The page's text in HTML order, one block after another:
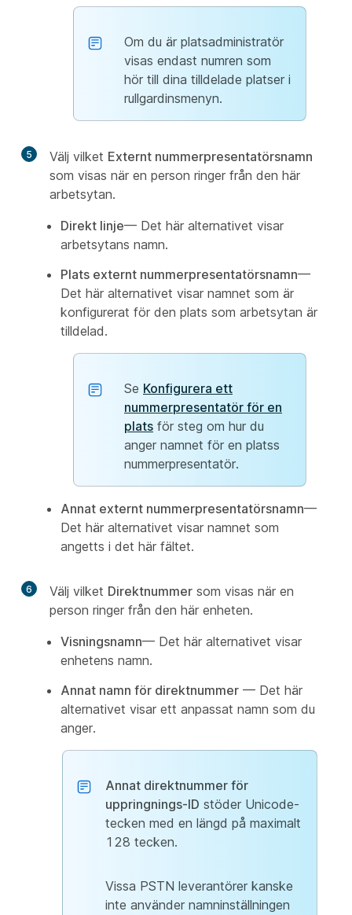
Om du är platsadministratör
visas endast numren som
hör till dina tilldelade platser i
rullgardinsmenyn.
5 Välj vilket Externt nummerpresentatörsnamn
som visas när en person ringer från den här
arbetsytan.
Direkt linje— Det här alternativet visar
arbetsytans namn.
Plats externt nummerpresentatörsnamn—
Det här alternativet visar namnet som är
konfigurerat för den plats som arbetsytan är
tilldelad.
Se Konfigurera ett
nummerpresentatör för en
plats för steg om hur du
anger namnet för en platss
nummerpresentatör.
Annat externt nummerpresentatörsnamn—
Det här alternativet visar namnet som
angetts i det här fältet.
6 Välj vilket Direktnummer som visas när en
person ringer från den här enheten.
Visningsnamn— Det här alternativet visar
enhetens namn.
Annat namn för direktnummer — Det här
alternativet visar ett anpassat namn som du
anger.
Annat direktnummer för
uppringnings-ID stöder Unicode-
tecken med en längd på maximalt
128 tecken.
Vissa PSTN leverantörer kanske
inte använder namninställningen